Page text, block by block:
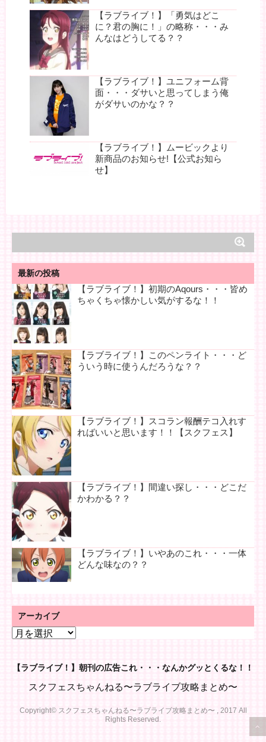
【ラブライブ！】「勇気はどこ
に？君の胸に！」の略称・・・み
んなはどうしてる？？
【ラブライブ！】ユニフォーム背
面・・・ダサいと思ってしまう俺
がダサいのかな？？
【ラブライブ！】ムービックより
新商品のお知らせ!【公式お知ら
せ】
最新の投稿
【ラブライブ！】初期のAqours・・・皆め
ちゃくちゃ懐かしい気がするな！！
【ラブライブ！】このペンライト・・・ど
ういう時に使うんだろうな？？
【ラブライブ！】スコラン報酬テコ入れす
ればいいと思います！！【スクフェス】
【ラブライブ！】間違い探し・・・どこだ
かわかる？？
【ラブライブ！】いやあのこれ・・・一体
どんな味なの？？
アーカイブ
ア
イ【ラブライブ！】朝刊の広告これ・・・なんかグッとくるな！！
スクフェスちゃんねる〜ラブライブ攻略まとめ〜
Copyright© スクフェスちゃんねる〜ラブライブ攻略まとめ〜 , 2017 All
Rights Reserved.